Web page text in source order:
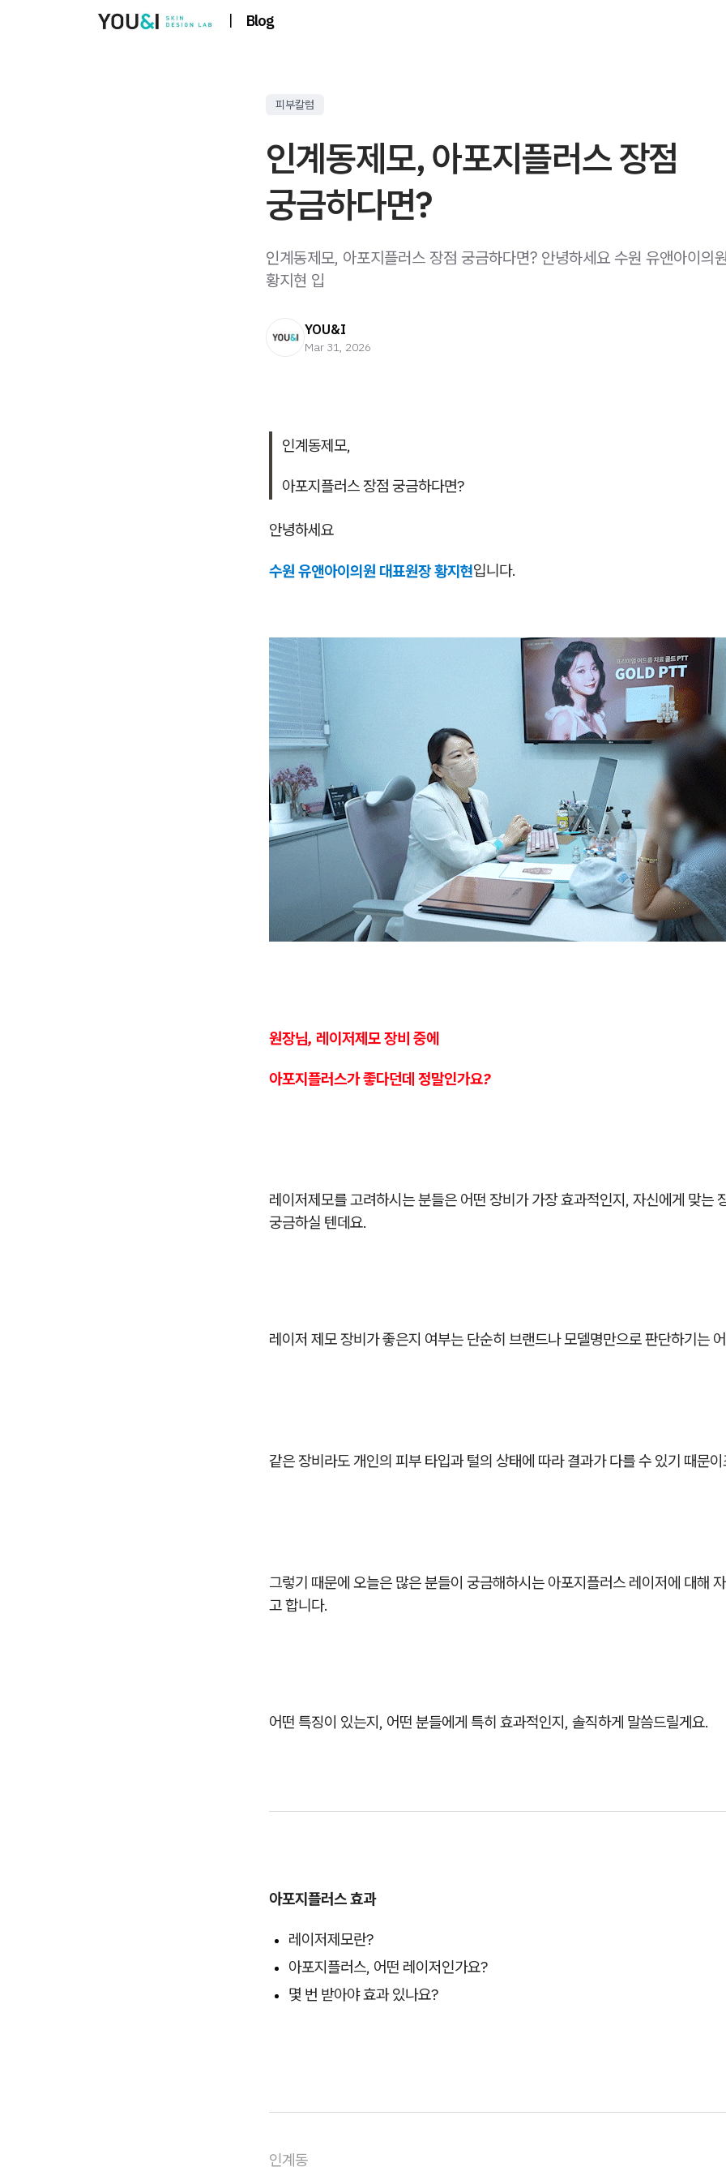
| Blog
피부칼럼
인계동제모, 아포지플러스 장점
궁금하다면?
인계동제모, 아포지플러스 장점 궁금하다면? 안녕하세요 수원 유앤아이의
황지현 입
YOU&I
Mar 31, 2026
인계동제모,
아포지플러스 장점 궁금하다면?
안녕하세요
수원 유앤아이의원 대표원장 황지현입니다.
원장님, 레이저제모 장비 중에
아포지플러스가 좋다던데 정말인가요?
레이저제모를 고려하시는 분들은 어떤 장비가 가장 효과적인지, 자신에게 맞는
궁금하실 텐데요.
레이저 제모 장비가 좋은지 여부는 단순히 브랜드나 모델명만으로 판단하기는
같은 장비라도 개인의 피부 타입과 털의 상태에 따라 결과가 다를 수 있기 때문이
그렇기 때문에 오늘은 많은 분들이 궁금해하시는 아포지플러스 레이저에 대해
고 합니다.
어떤 특징이 있는지, 어떤 분들에게 특히 효과적인지, 솔직하게 말씀드릴게요.
아포지플러스 효과
레이저제모란?
아포지플러스, 어떤 레이저인가요?
몇 번 받아야 효과 있나요?
인계동